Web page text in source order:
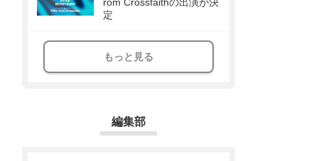
定
もっと見る
編集部